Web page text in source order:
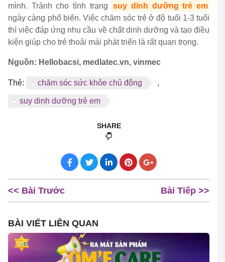
mình. Tránh cho tình trạng
suy dinh dưỡng trẻ em
ngày càng phổ biến. Việc chăm sóc trẻ ở độ tuổi 1-3 tuổi
thì việc đáp ứng nhu cầu về chất dinh dưỡng và tạo điều
kiện giúp cho trẻ thoải mái phát triển là rất quan trọng.
Nguồn: Hellobacsi, medlatec.vn, vinmec
Thẻ: chăm sóc sức khỏe chủ động ,
suy dinh dưỡng trẻ em
SHARE
<< Bài Trước Bài Tiếp >>
BÀI VIẾT LIÊN QUAN